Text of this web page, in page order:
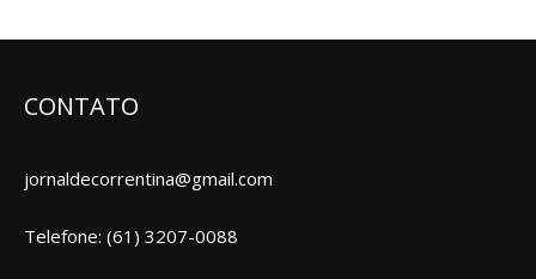
CONTATO
jornaldecorrentina@gmail.com
Telefone: (61) 3207-0088